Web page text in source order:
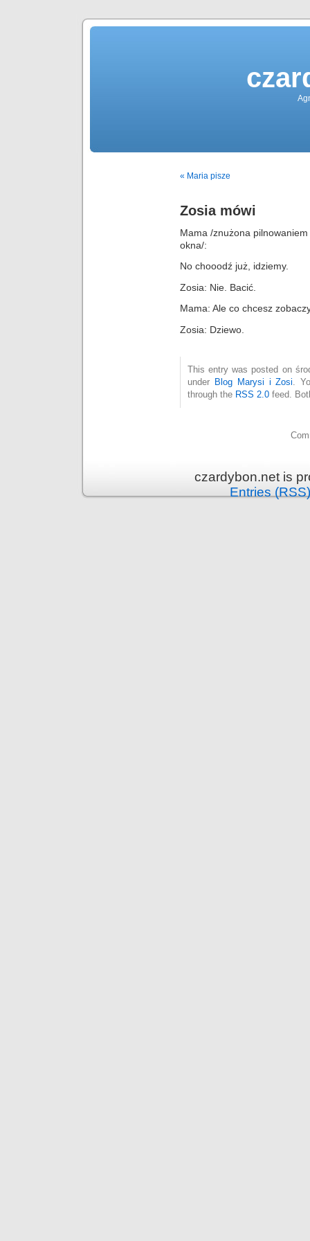
« Maria pisze
Zosia mówi
Mama /znużona
okna/:
No chooodź już, idziemy.
Zosia: Nie. Bacić.
Mama: Ale co chcesz
Zosia: Dziewo.
This entry was posted on
under Blog Marysi i Zosi .
through the RSS 2.0 feed.
czardybon.net is
Entries (RSS)